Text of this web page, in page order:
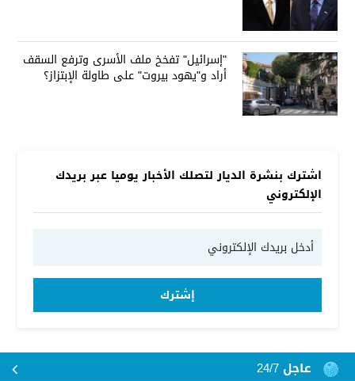
"إسرائيل" تفخخ ملف الأسرى وترفع السقف
أراد و"يهود بيروت" على طاولة الإبتزاز؟
اشترك بنشرة الديار لتصلك الأخبار يوميا عبر بريدك
الإلكتروني
إشترك
عاجل 24/7